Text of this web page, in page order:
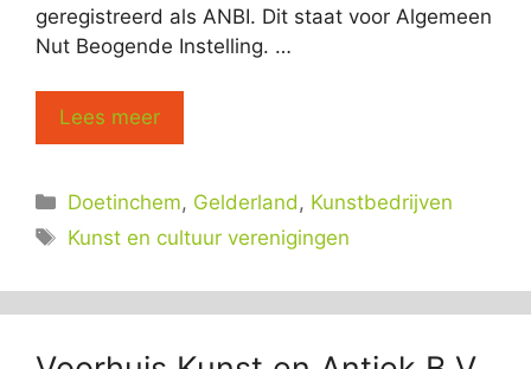
geregistreerd als ANBI. Dit staat voor Algemeen
Nut Beogende Instelling. …
Lees meer
Categorieën
Doetinchem, Gelderland, Kunstbedrijven
Tags
Kunst en cultuur verenigingen